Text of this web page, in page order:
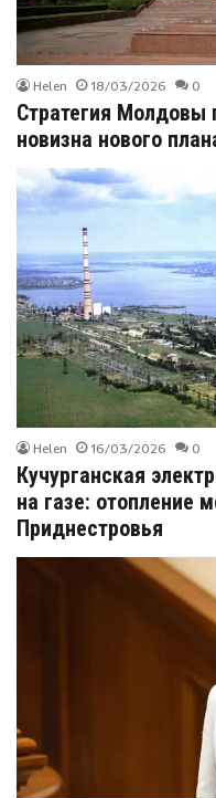
Helen 18/03/2026 0
Стратегия Молдовы
новизна нового
Helen 16/03/2026 0
Кучурганская
на газе: отопление
Приднестровья